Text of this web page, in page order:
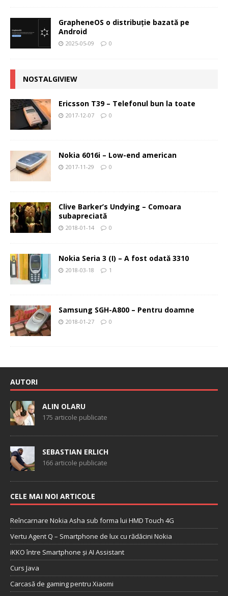
GrapheneOS o distribuție bazată pe
Android
2025-05-09 0
NOSTALGIVIEW
Ericsson T39 – Telefonul bun la toate
2017-12-07 0
Nokia 6016i – Low-end american
2017-11-29 0
Clive Barker’s Undying – Comoara
subapreciată
2018-01-14 0
Nokia Seria 3 (I) – A fost odată 3310
2018-03-18 1
Samsung SGH-A800 – Pentru doamne
2018-01-27 0
AUTORI
ALIN OLARU
175 articole publicate
SEBASTIAN ERLICH
166 articole publicate
CELE MAI NOI ARTICOLE
Reîncarnare Nokia Asha sub forma lui HMD Touch 4G
Vertu Agent Q – Smartphone de lux cu rădăcini Nokia
iKKO între Smartphone și AI Assistant
Curs Java
Carcasă de gaming pentru Xiaomi